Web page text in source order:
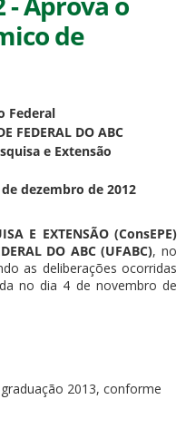
de
Federal
FEDERAL DO ABC
e Extensão
de dezembro de 2012
E EXTENSÃO (ConsEPE)
DO ABC (UFABC), no
as deliberações ocorridas
no dia 4 de novembro de
2013, conforme